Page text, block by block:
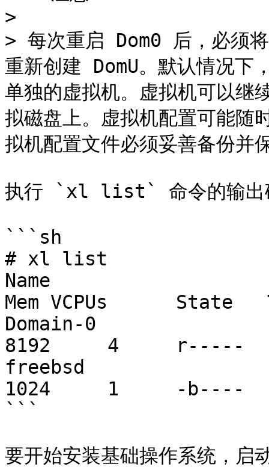
>
> 每次重启 Dom0 后，必
重新创建 DomU。默认情况下
单独的虚拟机。虚拟机可以继
拟磁盘上。虚拟机配置可能随
拟机配置文件必须妥善备份并
执行 `xl list` 命令的输出确
```sh
# xl list
Name
Mem VCPUs      State
Domain-0
8192     4     r-----
freebsd
1024     1     -b----
```
要开始安装基础操作系统，启